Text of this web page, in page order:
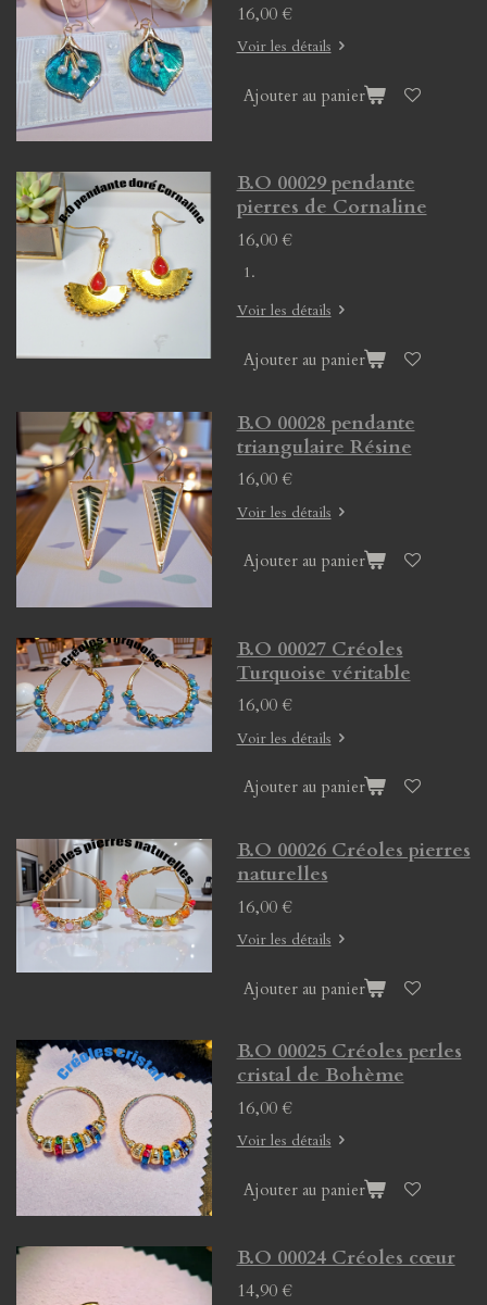
16,00 €
Voir les détails
Ajouter au panier
B.O 00029 pendante
pierres de Cornaline
16,00 €
Voir les détails
Ajouter au panier
B.O 00028 pendante
triangulaire Résine
16,00 €
Voir les détails
Ajouter au panier
B.O 00027 Créoles
Turquoise véritable
16,00 €
Voir les détails
Ajouter au panier
B.O 00026 Créoles pierres
naturelles
16,00 €
Voir les détails
Ajouter au panier
B.O 00025 Créoles perles
cristal de Bohème
16,00 €
Voir les détails
Ajouter au panier
B.O 00024 Créoles cœur
14,90 €